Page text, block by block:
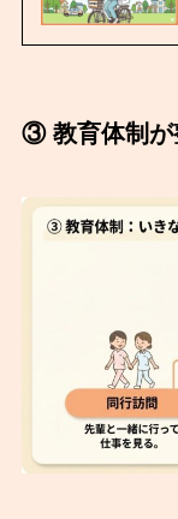
③ 教育体制が